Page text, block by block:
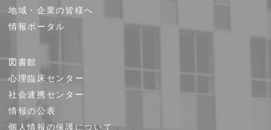
地域・企業の皆様へ
情報ポータル
図書館
心理臨床センター
社会連携センター
情報の公表
個人情報の保護について